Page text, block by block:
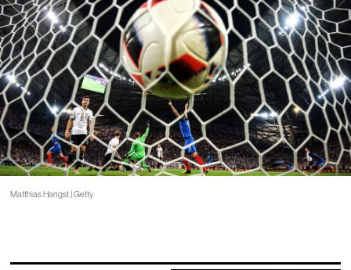
Matthias Hangst | Getty